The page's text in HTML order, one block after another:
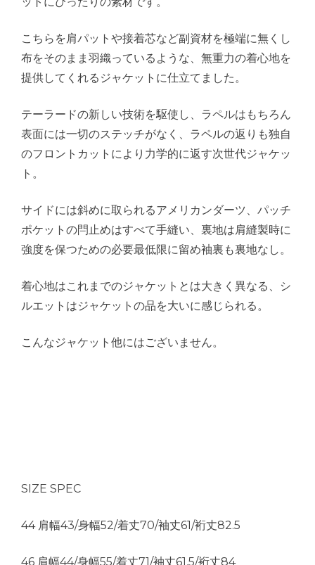
こちらを肩パットや接着芯など副資材を極端に無くし
布をそのまま羽織っているような、無重力の着心地を
提供してくれるジャケットに仕立てました。
テーラードの新しい技術を駆使し、ラペルはもちろん
表面には一切のステッチがなく、ラペルの返りも独自
のフロントカットにより力学的に返す次世代ジャケッ
ト。
サイドには斜めに取られるアメリカンダーツ、パッチ
ポケットの閂止めはすべて手縫い、裏地は肩縫製時に
強度を保つための必要最低限に留め袖裏も裏地なし。
着心地はこれまでのジャケットとは大きく異なる、シ
ルエットはジャケットの品を大いに感じられる。
こんなジャケット他にはございません。
SIZE SPEC
44 肩幅43/身幅52/着丈70/袖丈61/裄丈82.5
46 肩幅44/身幅55/着丈71/袖丈61.5/裄丈84